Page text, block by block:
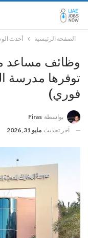
الصفحة الرئيسية أحدث
وظائف مساعد
توفرها مدرسة
فوري)
بواسطة Firas
آخر تحديث مايو 31, 2026